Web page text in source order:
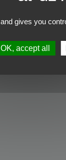
gives you
OK, accept all